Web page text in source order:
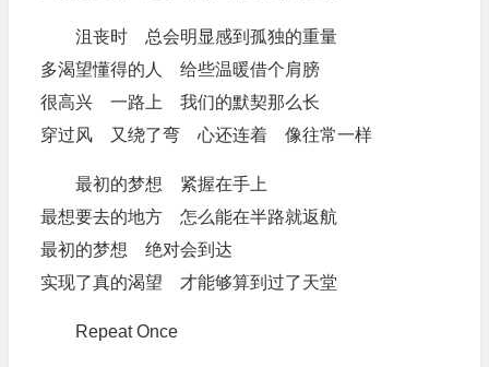
沮丧时 总会明显感到孤独的重量
多渴望懂得的人 给些温暖借个肩膀
很高兴 一路上 我们的默契那么长
穿过风 又绕了弯 心还连着 像往常一样
最初的梦想 紧握在手上
最想要去的地方 怎么能在半路就返航
最初的梦想 绝对会到达
实现了真的渴望 才能够算到过了天堂
Repeat Once